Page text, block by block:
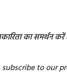
का समर्थन
to our